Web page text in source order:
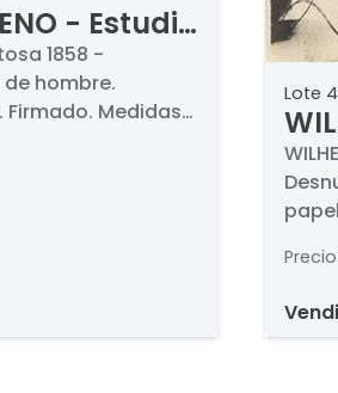
- Estudio
1858 -
de hombre.
Medidas
. - Colección
Lote